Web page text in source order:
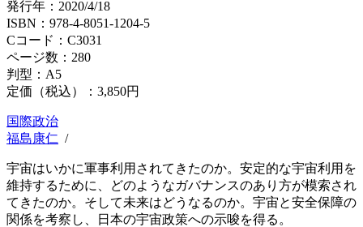
発行年：2020/4/18
ISBN：978-4-8051-1204-5
Cコード：C3031
ページ数：280
判型：A5
定価（税込）： 3,850円
国際政治
福島康仁 /
宇宙はいかに軍事利用されてきたのか。安定的な宇宙利用を
維持するために、どのようなガバナンスのあり方が模索され
てきたのか。そして未来はどうなるのか。宇宙と安全保障の
関係を考察し、日本の宇宙政策への示唆を得る。